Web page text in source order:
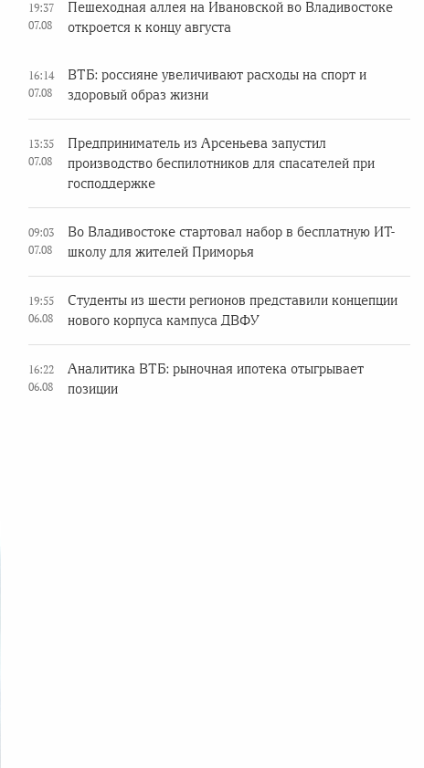
19:37
07.08
Пешеходная аллея на Ивановской во Владивостоке
откроется к концу августа
16:14
07.08
ВТБ: россияне увеличивают расходы на спорт и
здоровый образ жизни
13:35
07.08
Предприниматель из Арсеньева запустил
производство беспилотников для спасателей при
господдержке
09:03
07.08
Во Владивостоке стартовал набор в бесплатную ИТ-
школу для жителей Приморья
19:55
06.08
Студенты из шести регионов представили концепции
нового корпуса кампуса ДВФУ
16:22
06.08
Аналитика ВТБ: рыночная ипотека отыгрывает
позиции